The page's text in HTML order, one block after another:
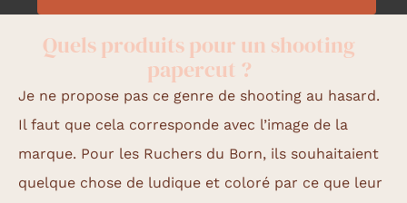
Quels produits pour un shooting
papercut ?
Je ne propose pas ce genre de shooting au hasard.
Il faut que cela corresponde avec l’image de la
marque. Pour les Ruchers du Born, ils souhaitaient
quelque chose de ludique et coloré par ce que leur